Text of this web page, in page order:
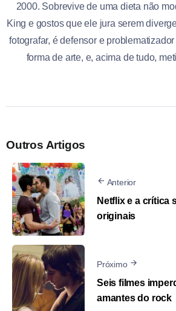
2000. Sobrevive de uma dieta não
King e gostos que ele jura serem
fotografar, é defensor e
forma de arte, e, acima de tudo,
Outros Artigos
Anterior
Netflix e a crítica
originais
Próximo
Seis filmes
amantes do rock